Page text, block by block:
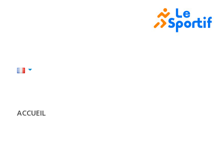
ACCUEIL